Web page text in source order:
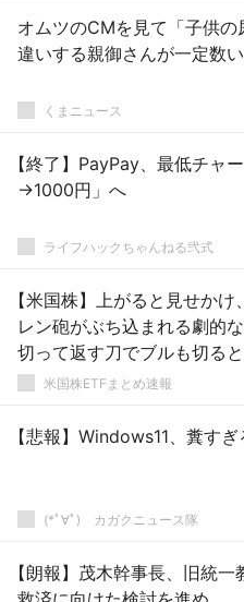
オムツのCMを見て「子供の
違いする親御さんが一定数
くまニュース
【終了】PayPay、最低チャ
→1000円」へ
ライフハックちゃんねる弐式
【米国株】上がると見せか
レン砲がぶち込まれる劇的
切って返す刀でブルも切る
米国株ETFまとめ速報
【悲報】Windows11、糞すぎ
(*ﾟ∀ﾟ)ゞカガクニュース隊
【朗報】茂木幹事長、旧統